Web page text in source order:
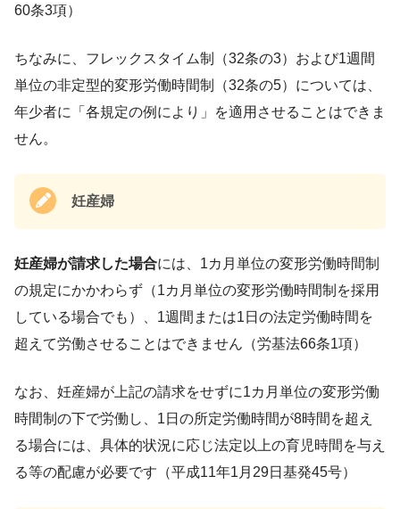
60条3項）
ちなみに、フレックスタイム制（32条の3）および1週間
単位の非定型的変形労働時間制（32条の5）については、
年少者に「各規定の例により」を適用させることはできま
せん。
妊産婦
妊産婦が請求した場合には、1カ月単位の変形労働時間制
の規定にかかわらず（1カ月単位の変形労働時間制を採用
している場合でも）、1週間または1日の法定労働時間を
超えて労働させることはできません（労基法66条1項）
なお、妊産婦が上記の請求をせずに1カ月単位の変形労働
時間制の下で労働し、1日の所定労働時間が8時間を超え
る場合には、具体的状況に応じ法定以上の育児時間を与え
る等の配慮が必要です（平成11年1月29日基発45号）